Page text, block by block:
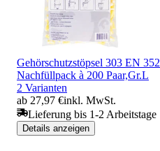
Gehörschutzstöpsel 303 EN
Nachfüllpack à 200 Paar,Gr.L
2 Varianten
ab 27,97 €inkl. MwSt.
Lieferung bis 1-2 Arbeitstage
Details anzeigen